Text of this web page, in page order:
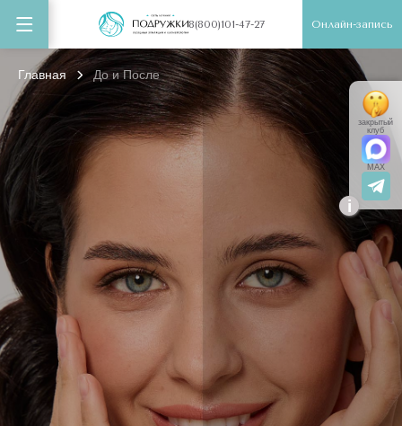
8(800)101-47-27 Онлайн-запись
Главная До и После
i
закрытый
клуб
MAX